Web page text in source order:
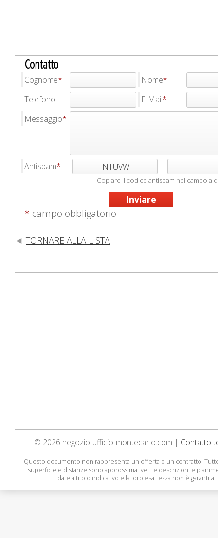
Contatto
Cognome
Nome
Telefono
E-Mail
Messaggio
Antispam INTUVW
Copiare il codice antispam nel campo a
* campo obbligatorio
TORNARE ALLA LISTA
© 2026 negozio-ufficio-montecarlo.com | Contatto
Questo documento non rappresenta un'offerta o un contratto.
superficie e distanze sono approssimative. Le descrizioni e
date a titolo indicativo e la loro esattezza non è garantita.